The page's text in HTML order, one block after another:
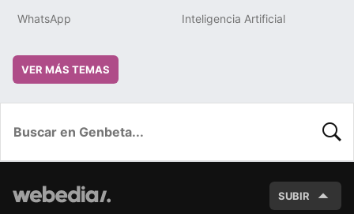
WhatsApp Inteligencia Artificial
VER MÁS TEMAS
SUBIR